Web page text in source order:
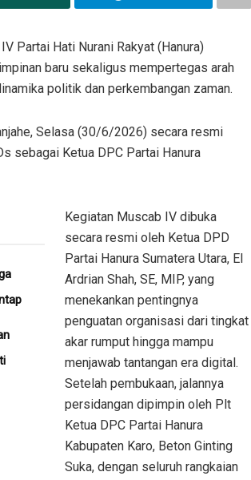
Partai Hati Nurani Rakyat (Hanura)
baru sekaligus mempertegas arah
politik dan perkembangan zaman.
Selasa (30/6/2026) secara resmi
sebagai Ketua DPC Partai Hanura
Kegiatan Muscab IV dibuka
secara resmi oleh Ketua DPD
Partai Hanura Sumatera Utara, El
Ardrian Shah, SE, MIP, yang
menekankan pentingnya
penguatan organisasi dari tingkat
akar rumput hingga mampu
menjawab tantangan era digital.
Setelah pembukaan, jalannya
persidangan dipimpin oleh Plt
Ketua DPC Partai Hanura
Kabupaten Karo, Beton Ginting
Suka, dengan seluruh rangkaian